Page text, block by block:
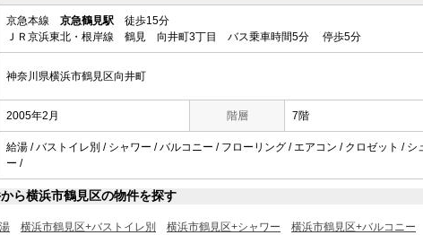
京急本線 京急鶴見駅 徒歩15分
ＪＲ京浜東北・根岸線 鶴見 向井町3丁目 バス乗車時間5分 停歩5分
神奈川県横浜市鶴見区向井町
2005年2月 階層 7階
給湯 / バストイレ別 / シャワー / バルコニー / フローリング / エアコン / クロゼット /
ー /
ら横浜市鶴見区の物件を探す
横浜市鶴見区+バストイレ別 横浜市鶴見区+シャワー 横浜市鶴見区+バルコニー